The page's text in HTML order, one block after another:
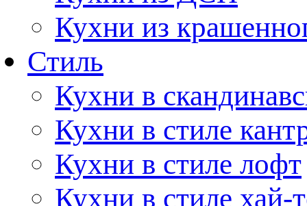
Кухни из
Стиль
Кухни в
Кухни в стиле
Кухни в стиле лофт
Кухни в стиле хай-